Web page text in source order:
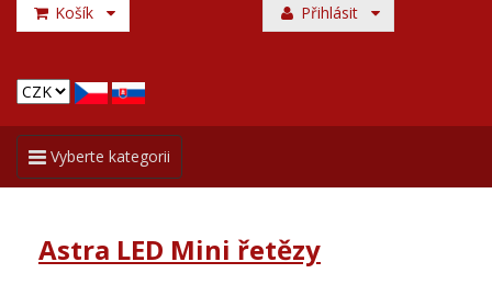
Košík Přihlásit
Toggle
navigation
Vyberte kategorii
Astra LED Mini řetězy